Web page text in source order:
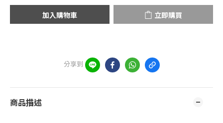
加入購物車 立即購買
分享到
商品描述